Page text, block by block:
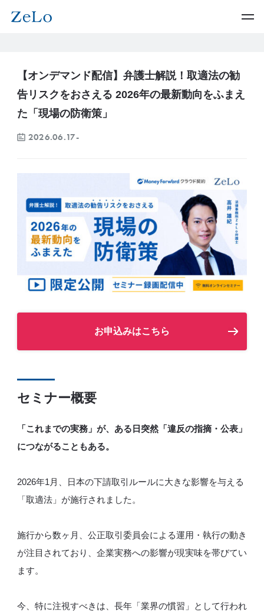
【オンデマンド配信】弁護士解説！取適法の勧
告リスクをおさえる 2026年の最新動向をふまえ
た「現場の防衛策」
2026.06.17-
お申込みはこちら
セミナー概要
「これまでの実務」が、ある日突然「違反の指摘・公表」
につながることもある。
2026年1月、日本の下請取引ルールに大きな影響を与える
「取適法」が施行されました。
施行から数ヶ月、公正取引委員会による運用・執行の動き
が注目されており、企業実務への影響が現実味を帯びてい
ます。
今、特に注視すべきは、長年「業界の慣習」として行われ